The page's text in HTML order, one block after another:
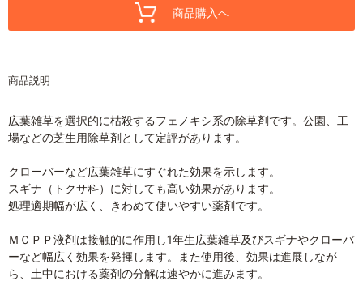
商品購入へ
商品説明
広葉雑草を選択的に枯殺するフェノキシ系の除草剤です。公園、工
場などの芝生用除草剤として定評があります。
クローバーなど広葉雑草にすぐれた効果を示します。
スギナ（トクサ科）に対しても高い効果があります。
処理適期幅が広く、きわめて使いやすい薬剤です。
ＭＣＰＰ液剤は接触的に作用し1年生広葉雑草及びスギナやクローバ
ーなど幅広く効果を発揮します。また使用後、効果は進展しなが
ら、土中における薬剤の分解は速やかに進みます。